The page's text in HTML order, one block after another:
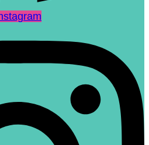
Instagram